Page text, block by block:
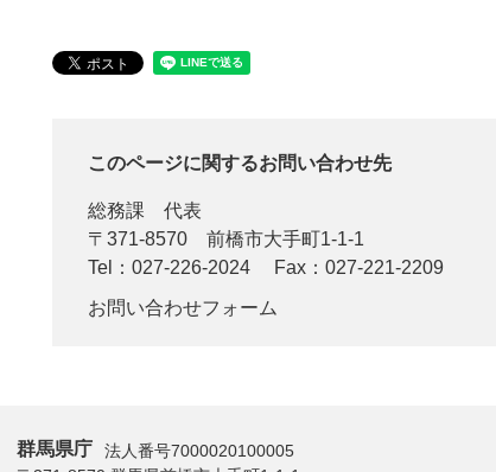
このページに関するお問い合わせ先
総務課
代表
〒371-8570
前橋市大手町1-1-1
Tel：027-226-2024
Fax：027-221-2209
お問い合わせフォーム
群馬県庁
法人番号7000020100005